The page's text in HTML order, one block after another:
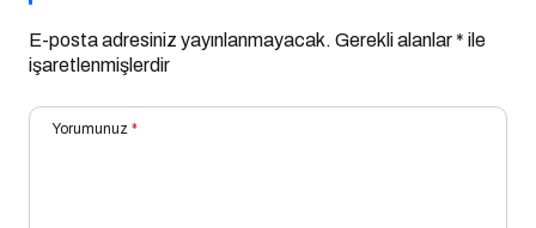
E-posta adresiniz yayınlanmayacak. Gerekli alanlar* ile
işaretlenmişlerdir
Yorumunuz *